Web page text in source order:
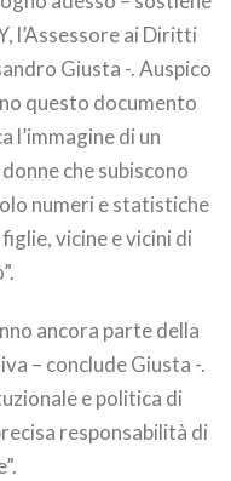
l’Assessore ai Diritti
Giusta -. Auspico
questo documento
l’immagine di un
che subiscono
numeri e statistiche
vicine e vicini di
ancora parte della
– conclude Giusta -.
e politica di
responsabilità di